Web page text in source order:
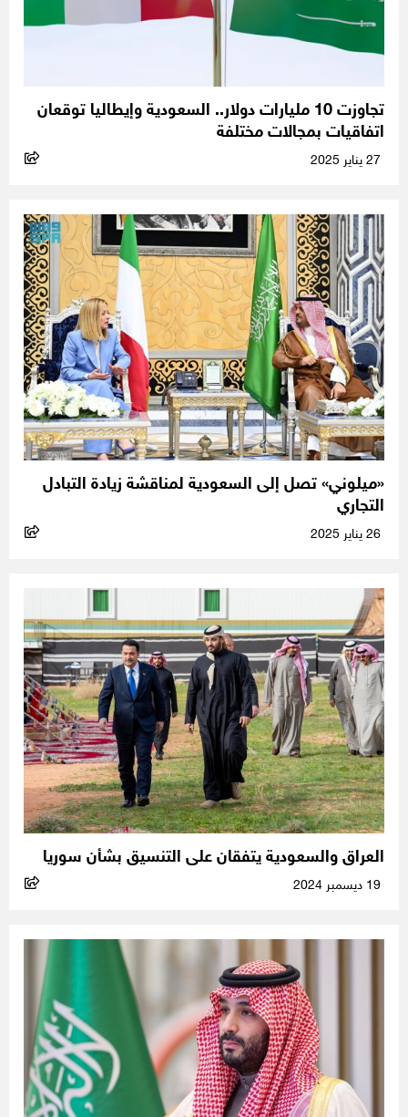
تجاوزت 10 مليارات دولار.. السعودية وإيطاليا توقعان
اتفاقيات بمجالات مختلفة
«ميلوني» تصل إلى السعودية لمناقشة زيادة التبادل
التجاري
العراق والسعودية يتفقان على التنسيق بشأن سوريا